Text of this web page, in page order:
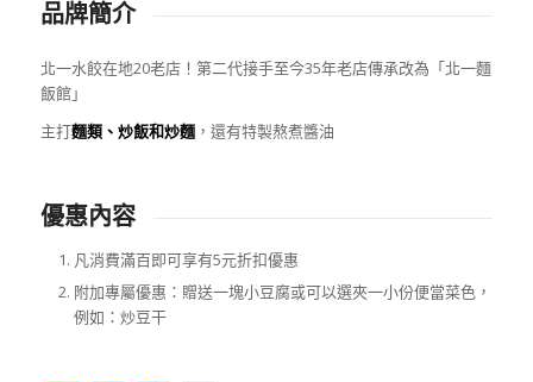
品牌簡介
北一水餃在地20老店！第二代接手至今35年老店傳承改為「北一麵
飯館」
主打麵類、炒飯和炒麵，還有特製熬煮醬油
優惠內容
凡消費滿百即可享有5元折扣優惠
附加專屬優惠：贈送一塊小豆腐或可以選夾一小份便當菜色，
例如：炒豆干